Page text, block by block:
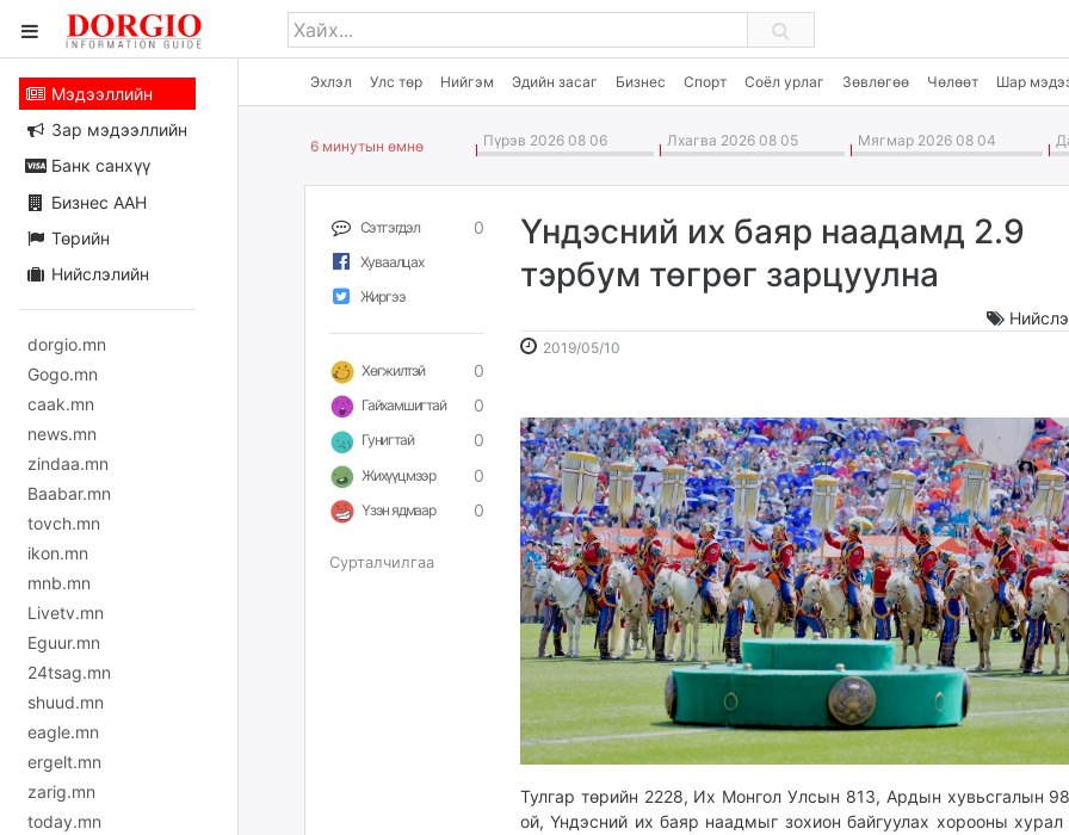
Эхлэл Улс төр Нийгэм Эдийн засаг Бизнес Спорт Соёл урлаг Зөвлөгөө Чөлөөт Шар
Мэдээллийн
Зар мэдээллийн
Банк санхүү
Бизнес ААН
Төрийн
Нийслэлийн
dorgio.mn
Gogo.mn
caak.mn
news.mn
zindaa.mn
Baabar.mn
tovch.mn
ikon.mn
mnb.mn
Livetv.mn
Eguur.mn
24tsag.mn
shuud.mn
eagle.mn
ergelt.mn
zarig.mn
today.mn
6 минутын өмнө Пүрэв 2026 08 06 Лхагва 2026 08 05 Мягмар 2026 08 04
Сэтгэгдэл 0
Хуваалцах
Жиргээ
Хөгжилтэй 0
Гайхамшигтай 0
Гунигтай 0
Жихүүцмээр 0
Үзэн ядмаар 0
Сурталчилгаа
Үндэсний их баяр наадамд 2.9
тэрбум төгрөг зарцуулна
2019/05/10
14:49:23
13:15:22
Тулгар төрийн 2228, Их Монгол Улсын 813, Ардын хувьсгалын
ой, Үндэсний их баяр наадмыг зохион байгуулах хорооны хурал